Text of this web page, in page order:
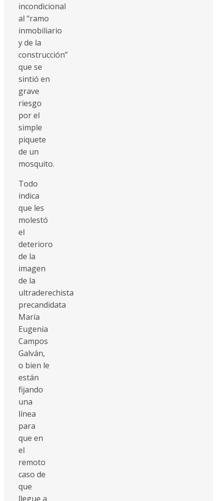
incondicional
al “ramo
inmobiliario
y de la
construcción”
que se
sintió en
grave
riesgo
por el
simple
piquete
de un
mosquito.
Todo
indica
que les
molestó
el
deterioro
de la
imagen
de la
ultraderechista
precandidata
María
Eugenia
Campos
Galván,
o bien le
están
fijando
una
línea
para
que en
el
remoto
caso de
que
llegue a